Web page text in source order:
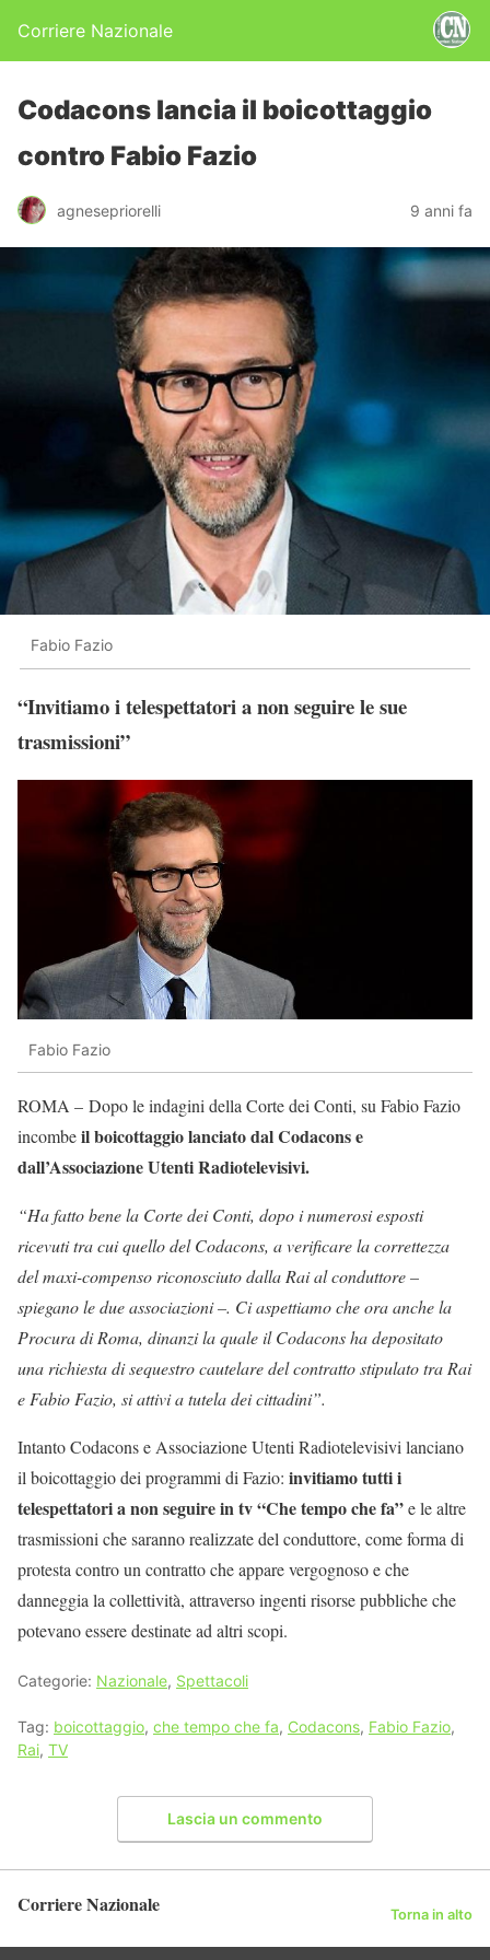
Corriere Nazionale
Codacons lancia il boicottaggio
contro Fabio Fazio
agnesepriorelli 9 anni fa
Fabio Fazio
“Invitiamo i telespettatori a non seguire le sue
trasmissioni”
Fabio Fazio
ROMA – Dopo le indagini della Corte dei Conti, su Fabio Fazio
incombeil boicottaggio lanciato dal Codacons e
dall’Associazione Utenti Radiotelevisivi.
“Ha fatto bene la Corte dei Conti, dopo i numerosi esposti
ricevuti tra cui quello del Codacons, a verificare la correttezza
del maxi-compenso riconosciuto dalla Rai al conduttore –
spiegano le due associazioni –. Ci aspettiamo che ora anche la
Procura di Roma, dinanzi la quale il Codacons ha depositato
una richiesta di sequestro cautelare del contratto stipulato tra Rai
e Fabio Fazio, si attivi a tutela dei cittadini”.
Intanto Codacons e Associazione Utenti Radiotelevisivi lanciano
il boicottaggio dei programmi di Fazio: invitiamo tutti i
telespettatori a non seguire in tv “Che tempo che fa”e le altre
trasmissioni che saranno realizzate del conduttore, come forma di
protesta contro un contratto che appare vergognoso e che
danneggia la collettività, attraverso ingenti risorse pubbliche che
potevano essere destinate ad altri scopi.
Categorie: Nazionale, Spettacoli
Tag: boicottaggio, che tempo che fa, Codacons, Fabio Fazio,
Rai, TV
Lascia un commento
Corriere Nazionale Torna in alto